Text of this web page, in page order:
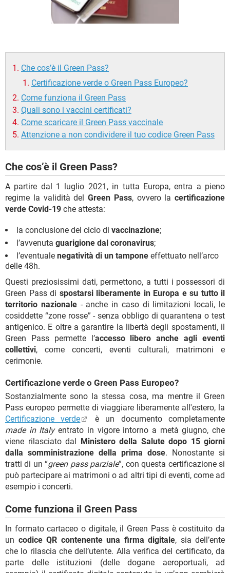
Che cos’è il Green Pass?
Certificazione verde o Green Pass Europeo?
Come funziona il Green Pass
Quali sono i vaccini certificati?
Come scaricare il Green Pass vaccinale
Attenzione a non condividere il tuo codice Green Pass
Che cos’è il Green Pass?
A partire dal 1 luglio 2021, in tutta Europa, entra a pieno
regime la validità del Green Pass, ovvero la certificazione
verde Covid-19 che attesta:
la conclusione del ciclo di vaccinazione;
l’avvenuta guarigione dal coronavirus;
l’eventuale negatività di un tampone effettuato nell’arco
delle 48h.
Questi preziosissimi dati, permettono, a tutti i possessori di
Green Pass di spostarsi liberamente in Europa e su tutto il
territorio nazionale- anche in caso di limitazioni locali, le
cosiddette “zone rosse” - senza obbligo di quarantena o test
antigenico. E oltre a garantire la libertà degli spostamenti, il
Green Pass permette l’accesso libero anche agli eventi
collettivi, come concerti, eventi culturali, matrimoni e
cerimonie.
Certificazione verde o Green Pass Europeo?
Sostanzialmente sono la stessa cosa, ma mentre il Green
Pass europeo permette di viaggiare liberamente all'estero, la
Certificazione verde
è un documento completamente
made in Italyentrato in vigore intorno a metà giugno, che
viene rilasciato dal Ministero della Salute dopo 15 giorni
dalla somministrazione della prima dose. Nonostante si
tratti di un “green pass parziale”, con questa certificazione si
può partecipare ai matrimoni o ad altri tipi di eventi, come ad
esempio i concerti.
Come funziona il Green Pass
In formato cartaceo o digitale, il Green Pass è costituito da
un codice QR contenente una firma digitale, sia dell’ente
che lo rilascia che dell’utente. Alla verifica del certificato, da
parte delle istituzioni (delle dogane aeroportuali, ad